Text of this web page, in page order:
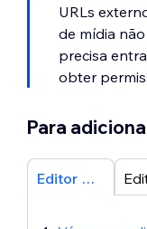
URLs
de mídia
precisa
obter
Para
Editor Wix